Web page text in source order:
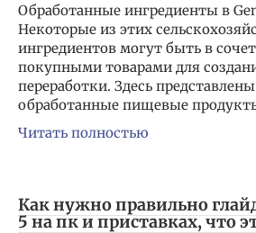
Обработанные ингредиенты в
Некоторые из этих
ингредиентов могут быть в
покупными товарами для
переработки. Здесь
обработанные пищевые
Читать полностью
Как нужно правильно
5 на пк и приставках, что